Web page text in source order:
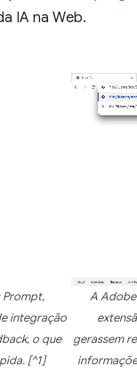
IA na Web.
Prompt,
integração
o que
[^1]
A
gerassem